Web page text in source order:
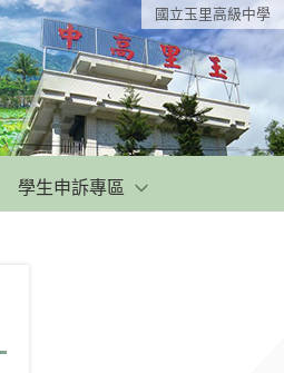
國立玉里高級中學
學生申訴專區